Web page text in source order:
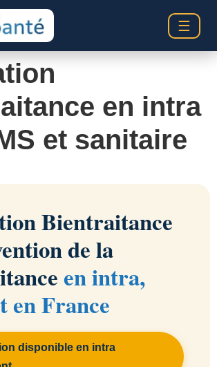
☰
en intra
et sanitaire
Bientraitance
de la
en intra,
en France
disponible en intra